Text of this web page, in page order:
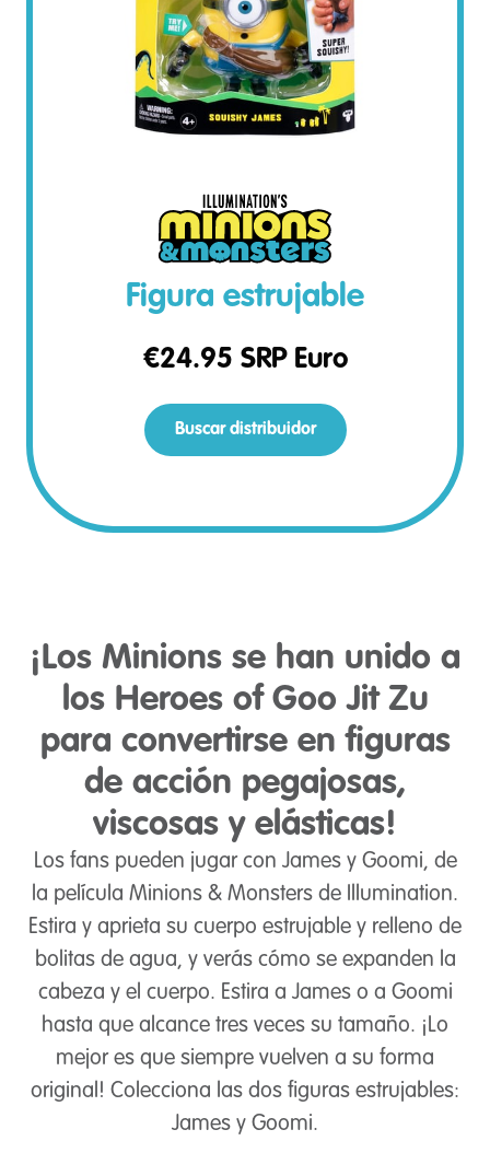
Figura estrujable
€24.95 SRP Euro
Buscar distribuidor
¡Los Minions se han unido a
los Heroes of Goo Jit Zu
para convertirse en figuras
de acción pegajosas,
viscosas y elásticas!
Los fans pueden jugar con James y Goomi, de
la película Minions & Monsters de Illumination.
Estira y aprieta su cuerpo estrujable y relleno de
bolitas de agua, y verás cómo se expanden la
cabeza y el cuerpo. Estira a James o a Goomi
hasta que alcance tres veces su tamaño. ¡Lo
mejor es que siempre vuelven a su forma
original! Colecciona las dos figuras estrujables:
James y Goomi.